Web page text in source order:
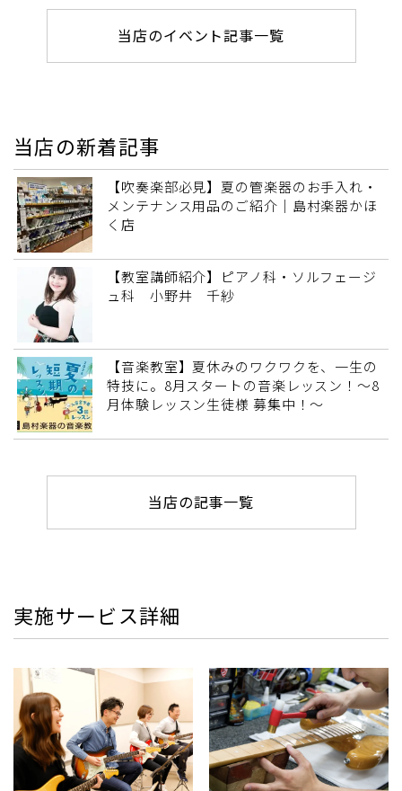
当店のイベント記事一覧
当店の新着記事
【吹奏楽部必見】夏の管楽器のお手入れ・
メンテナンス用品のご紹介｜島村楽器かほ
く店
【教室講師紹介】ピアノ科・ソルフェージ
ュ科 小野井 千紗
【音楽教室】夏休みのワクワクを、一生の
特技に。8月スタートの音楽レッスン！～8
月体験レッスン生徒様 募集中！～
当店の記事一覧
実施サービス詳細